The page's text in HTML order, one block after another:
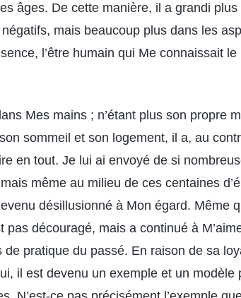
âges. De cette manière, il a grandi
mais beaucoup plus dans les
l’être humain qui Me connaissait le
Mes mains ; n’étant plus son propre
sommeil et son logement, il a, au
en tout. Je lui ai envoyé de si
même au milieu de ces centaines
désillusionné à Mon égard. Même
pas découragé, mais a continué à
pratique du passé. En raison de sa
il est devenu un exemple et un modèle